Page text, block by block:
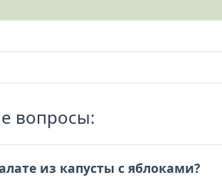
вопросы:
из капусты с яблоками?